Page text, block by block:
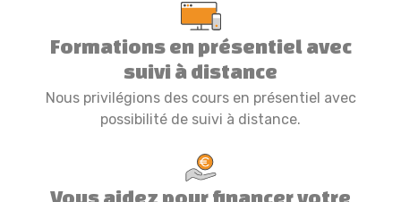
Formations en présentiel avec
suivi à distance
Nous privilégions des cours en présentiel avec
possibilité de suivi à distance.
Vous aidez pour financer votre